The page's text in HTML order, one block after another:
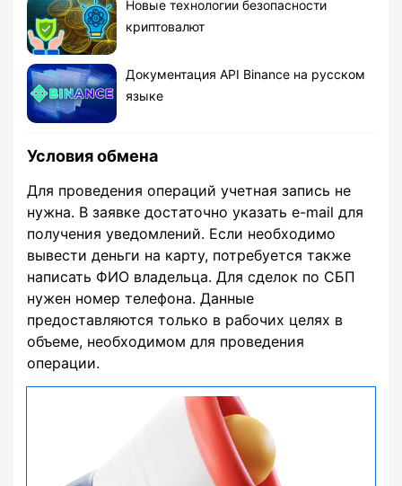
Новые технологии безопасности
криптовалют
Документация API Binance на русском
языке
Условия обмена
Для проведения операций учетная запись не
нужна. В заявке достаточно указать e-mail для
получения уведомлений. Если необходимо
вывести деньги на карту, потребуется также
написать ФИО владельца. Для сделок по СБП
нужен номер телефона. Данные
предоставляются только в рабочих целях в
объеме, необходимом для проведения
операции.